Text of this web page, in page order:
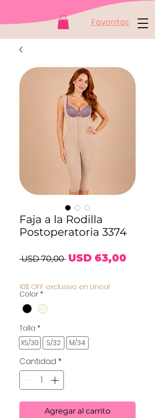
Favoritos
Faja a la Rodilla
Postoperatoria 3374
USD 70,00 Precio
USD 63,00
10% OFF exclusivo en Linea!
Color *
Talla *
XS/30
S/32 M/34
Cantidad *
Agregar al carrito